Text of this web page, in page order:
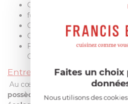
Corps de chauffe "Multiply"
fond thermo-diffuseur
Compatible tous feux +
Compatible lave-vaisselle,
Fabrication française,
Garantie »
Entretien :
Au cœur des préoccupations de
possède sa propre marque de
Faites un choix
Nous utilisons des